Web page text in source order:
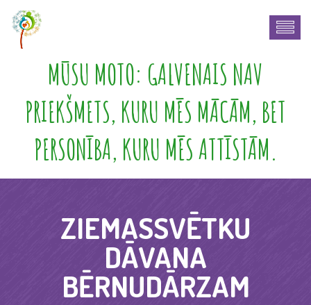
MŪSU MOTO: GALVENAIS NAV
PRIEKŠMETS, KURU MĒS MĀCĀM, BET
PERSONĪBA, KURU MĒS ATTĪSTĀM.
ZIEMASSVĒTKU
DĀVANA
BĒRNUDĀRZAM